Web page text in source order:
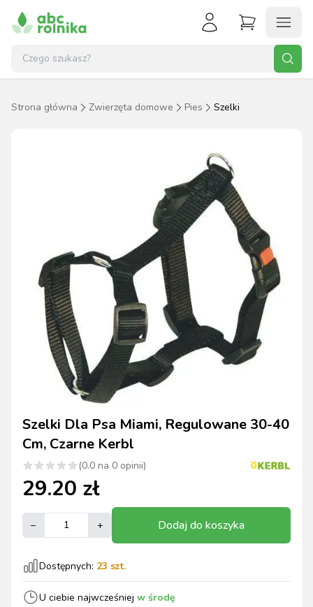
Strona główna Zwierzęta domowe Pies Szelki
Szelki Dla Psa Miami, Regulowane 30-40
Cm, Czarne Kerbl
(0.0 na 0 opinii)
29.20 zł
– + Dodaj do koszyka
Dostępnych: 23 szt.
U ciebie najwcześniej w środę